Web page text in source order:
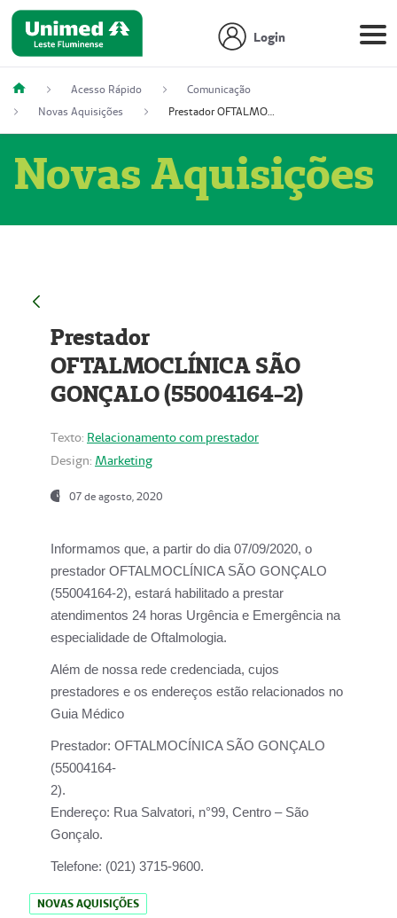
Login
Acesso Rápido
Comunicação
Novas Aquisições
Prestador OFTALMOCLÍNICA SÃO GONÇALO (55004164-2)
Novas Aquisições
Prestador
OFTALMOCLÍNICA SÃO
GONÇALO (55004164-2)
Texto: Relacionamento com prestador
Design: Marketing
07 de agosto, 2020
Informamos que, a partir do dia07/09/2020, o
prestador OFTALMOCLÍNICA SÃO GONÇALO
(55004164-2), estará habilitado a prestar
atendimentos 24 horas Urgência e Emergência na
especialidade de Oftalmologia.
Além de nossa rede credenciada, cujos
prestadores e os endereços estão relacionados no
Guia Médico
Prestador: OFTALMOCÍNICA SÃO GONÇALO
(55004164-
2).
Endereço: Rua Salvatori, n°99, Centro – São
Gonçalo.
Telefone: (021) 3715-9600.
NOVAS AQUISIÇÕES